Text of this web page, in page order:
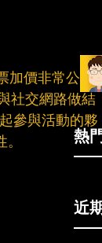
加價非常公平
社交網路做結
參與活動的夥
熱
近